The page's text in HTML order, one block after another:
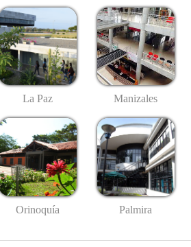
La Paz Manizales
Orinoquía Palmira